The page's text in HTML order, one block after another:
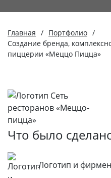
Главная / Портфолио /
Создание бренда,
пиццерии «Меццо Пицца»
Что было
Логотип и